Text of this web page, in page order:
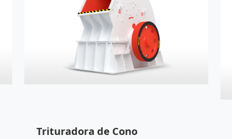
Trituradora de Cono